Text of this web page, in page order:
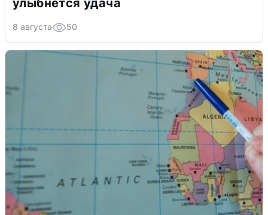
улыбнется удача
8 августа 50